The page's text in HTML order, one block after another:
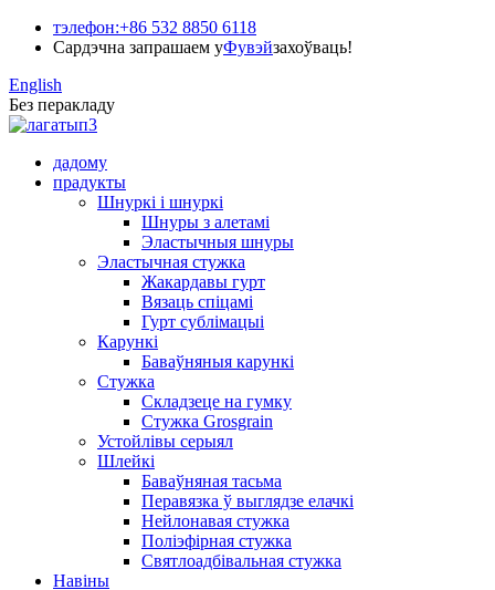
тэлефон:+86 532 8850 6118
Сардэчна запрашаем уФувэйзахоўваць!
English
Без перакладу
дадому
прадукты
Шнуркі і шнуркі
Шнуры з алетамі
Эластычныя шнуры
Эластычная стужка
Жакардавы гурт
Вязаць спіцамі
Гурт сублімацыі
Карункі
Баваўняныя карункі
Стужка
Складзеце на гумку
Стужка Grosgrain
Устойлівы серыял
Шлейкі
Баваўняная тасьма
Перавязка ў выглядзе елачкі
Нейлонавая стужка
Поліэфірная стужка
Святлоадбівальная стужка
Навіны